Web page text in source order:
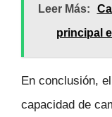
Leer Más:
principal
En conclusión,
capacidad de